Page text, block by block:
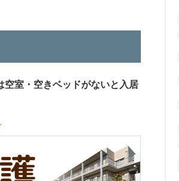
空室・空きベッドがないと入居